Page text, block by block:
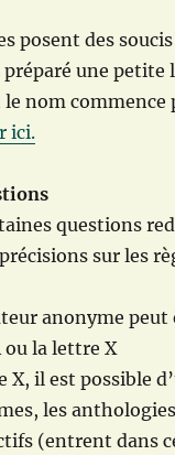
posent des
préparé une petite
nom commence
ici.
questions
sur les
anonyme peut
la lettre X
il est possible
les
(entrent dans